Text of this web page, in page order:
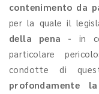
contenimento da
per la quale il
della pena - in
particolare
condotte di
profondamente